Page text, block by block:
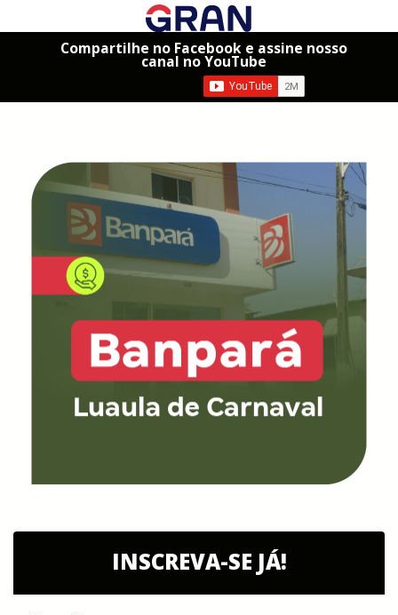
Compartilhe no Facebook e assine nosso
canal no YouTube
INSCREVA-SE JÁ!